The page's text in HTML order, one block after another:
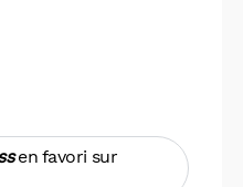
en favori sur